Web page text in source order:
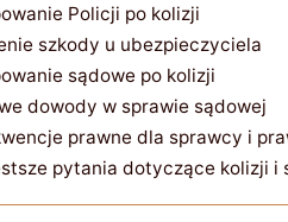
Policji po kolizji
szkody u ubezpieczyciela
sądowe po kolizji
dowody w sprawie sądowej
prawne dla sprawcy i
pytania dotyczące kolizji i